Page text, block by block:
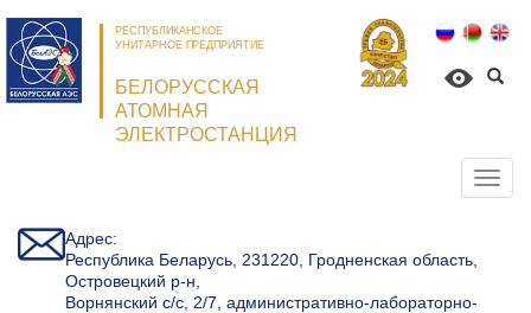
РЕСПУБЛИКАНСКОЕ
УНИТАРНОЕ ПРЕДПРИЯТИЕ
БЕЛОРУССКАЯ
АТОМНАЯ
ЭЛЕКТРОСТАНЦИЯ
Адрес:
Республика Беларусь, 231220, Гродненская область,
Островецкий р-н,
Ворнянский с/с, 2/7, административно-лабораторно-